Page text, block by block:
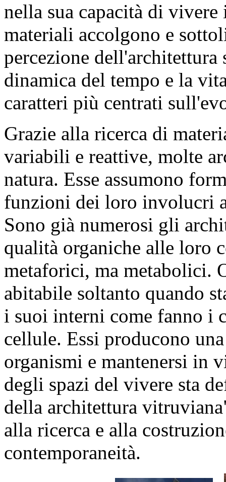
nella sua capacità di
materiali accolgono e
percezione dell'architettura
dinamica del tempo e la
caratteri più centrati
Grazie alla ricerca di
variabili e reattive, molte
natura. Esse assumono
funzioni dei loro involucri
Sono già numerosi gli
qualità organiche alle loro
metaforici, ma metabolici.
abitabile soltanto quando
i suoi interni come fanno i
cellule. Essi producono
organismi e mantenersi in
degli spazi del vivere sta
della architettura
alla ricerca e alla
contemporaneità.